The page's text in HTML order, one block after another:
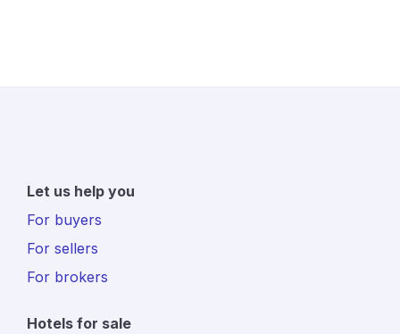
Let us help you
For buyers
For sellers
For brokers
Hotels for sale